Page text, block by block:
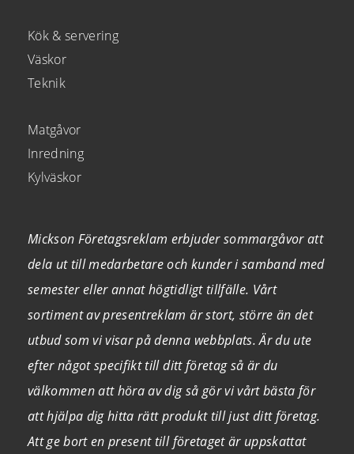
Kök & servering
Väskor
Teknik
Matgåvor
Inredning
Kylväskor
Mickson Företagsreklam erbjuder sommargåvor att
dela ut till medarbetare och kunder i samband med
semester eller annat högtidligt tillfälle. Vårt
sortiment av presentreklam är stort, större än det
utbud som vi visar på denna webbplats. Är du ute
efter något specifikt till ditt företag så är du
välkommen att höra av dig så gör vi vårt bästa för
att hjälpa dig hitta rätt produkt till just ditt företag.
Att ge bort en present till företaget är uppskattat